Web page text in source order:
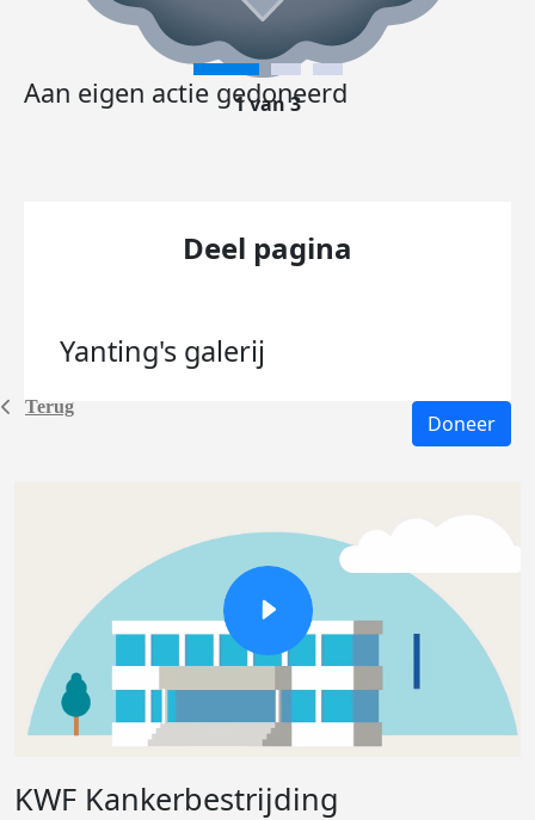
Terug
Aan eigen actie gedoneerd
1 van 3
Deel pagina
Yanting's galerij
Doneer
KWF Kankerbestrijding